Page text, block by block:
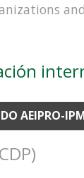
AEIPRO-